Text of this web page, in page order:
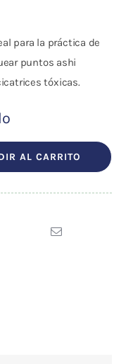
para la práctica de
puntos ashi
tóxicas.
AL CARRITO